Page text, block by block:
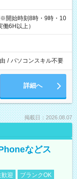
開始時刻8時・9時・10
6H以上）
/ パソコンスキル不要
詳細へ
掲載日：2026.08.07
などス
歓迎 ブランクOK